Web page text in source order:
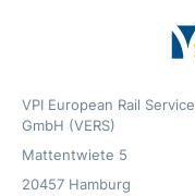
VPI European Rail Service
GmbH (VERS)
Mattentwiete 5
20457 Hamburg